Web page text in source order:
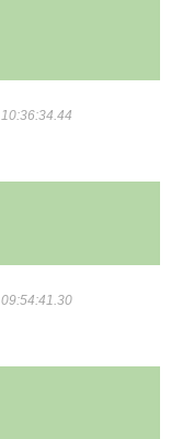
10:36:34.44
09:54:41.30